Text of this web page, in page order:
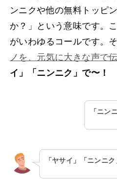
ンニクや他の無料トッピ
か？」という意味です。
がいわゆるコールです。
ノを、元気に大きな声で
イ」「ニンニク」で〜！
「ニン
「ヤサイ」「ニンニク